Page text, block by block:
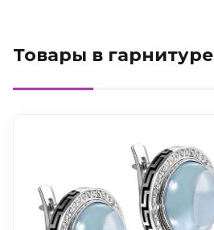
Товары в гарнитуре